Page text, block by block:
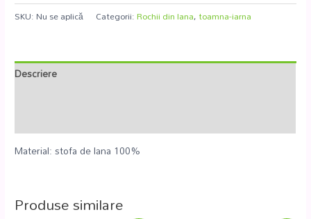
SKU: Nu se aplică Categorii:Rochii din lana, toamna-iarna
Descriere
Material: stofa de lana 100%
Produse similare